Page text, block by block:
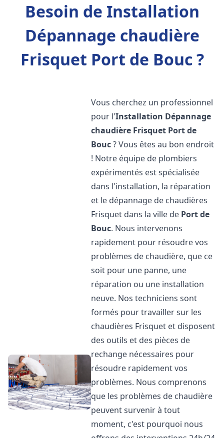
Besoin de Installation
Dépannage chaudière
Frisquet Port de Bouc ?
Vous cherchez un professionnel
pour l'Installation Dépannage
chaudière Frisquet Port de
Bouc? Vous êtes au bon endroit
! Notre équipe de plombiers
expérimentés est spécialisée
dans l'installation, la réparation
et le dépannage de chaudières
Frisquet dans la ville de Port de
Bouc. Nous intervenons
rapidement pour résoudre vos
problèmes de chaudière, que ce
soit pour une panne, une
réparation ou une installation
neuve. Nos techniciens sont
formés pour travailler sur les
chaudières Frisquet et disposent
des outils et des pièces de
rechange nécessaires pour
résoudre rapidement vos
problèmes. Nous comprenons
que les problèmes de chaudière
peuvent survenir à tout
moment, c'est pourquoi nous